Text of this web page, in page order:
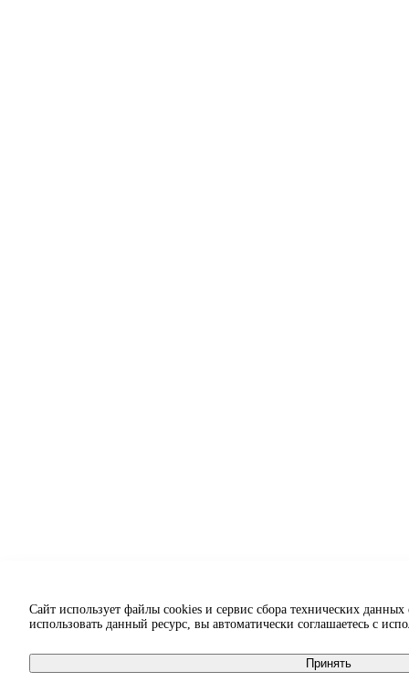
Сайт использует файлы cookies и сервис сбора технических
использовать данный ресурс, вы автоматически соглашаетесь с
Принять